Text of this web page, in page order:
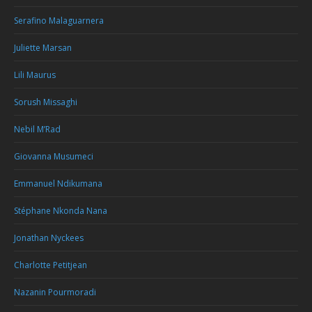
Serafino Malaguarnera
Juliette Marsan
Lili Maurus
Sorush Missaghi
Nebil M’Rad
Giovanna Musumeci
Emmanuel Ndikumana
Stéphane Nkonda Nana
Jonathan Nyckees
Charlotte Petitjean
Nazanin Pourmoradi